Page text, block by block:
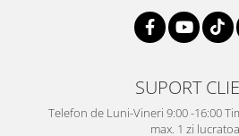
SUPORT
Telefon de Luni-Vineri 9:00 -16:00
max. 1 zi